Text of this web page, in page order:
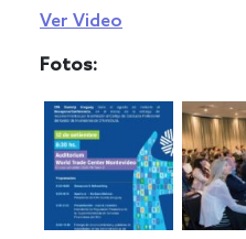
Ver Video
Fotos: